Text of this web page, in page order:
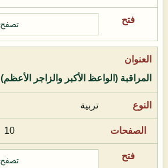
تصفح
المراقبة (الواعظ الأكبر والزاجر الأعظم)
تربية
10
تصفح